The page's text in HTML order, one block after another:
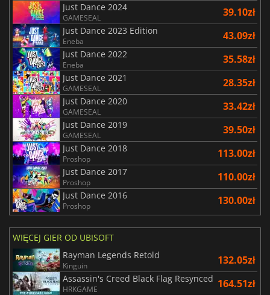
Just Dance 2024
GAMESEAL 39.10zł
Just Dance 2023 Edition
Eneba 43.09zł
Just Dance 2022
Eneba 35.58zł
Just Dance 2021
GAMESEAL 28.35zł
Just Dance 2020
GAMESEAL 33.42zł
Just Dance 2019
GAMESEAL 39.50zł
Just Dance 2018
Proshop 113.00zł
Just Dance 2017
Proshop 110.00zł
Just Dance 2016
Proshop 130.00zł
WIĘCEJ GIER OD UBISOFT
Rayman Legends Retold
Kinguin 132.05zł
Assassin's Creed Black Flag Resynced
HRKGAME 164.51zł